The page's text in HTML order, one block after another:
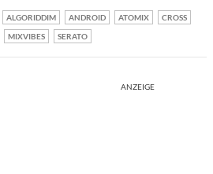
ALGORIDDIM ANDROID ATOMIX
CROSS
MIXVIBES SERATO
ANZEIGE